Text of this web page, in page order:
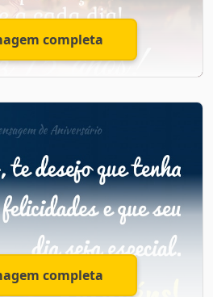
de 15 anos
vem desabrochando aos
seus 15 anos, percebo o
encantam a quem está
completa
completa